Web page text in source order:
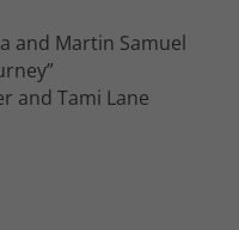
and Martin Samuel
and Tami Lane